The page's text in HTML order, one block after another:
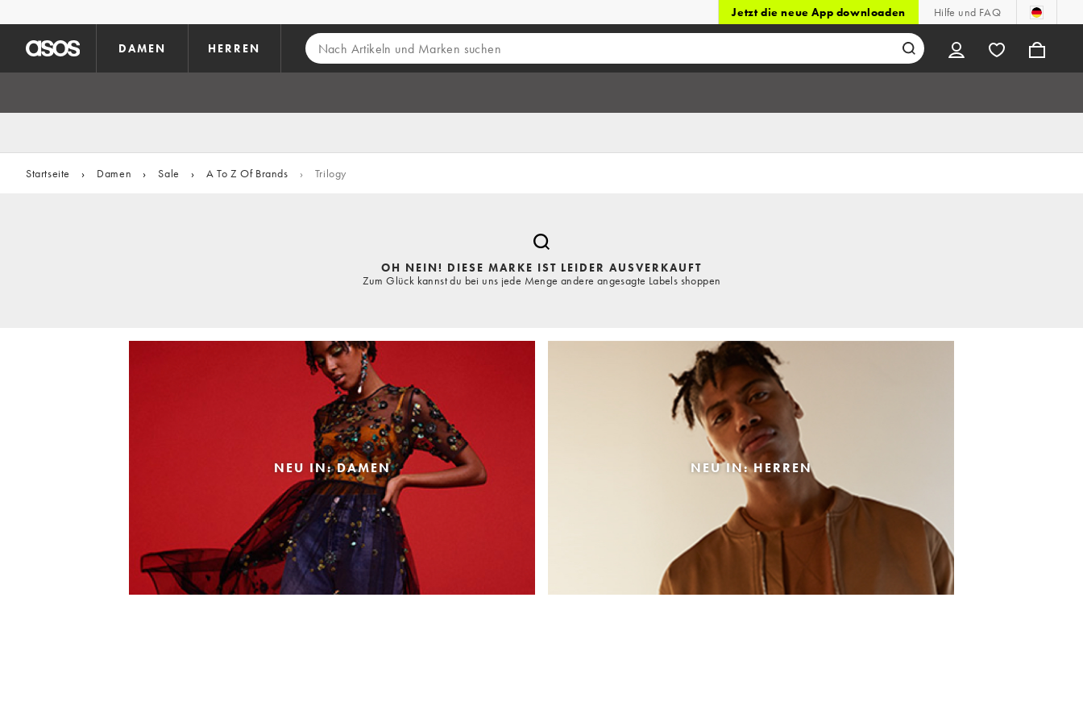
Jetzt die neue App downloaden Hilfe und FAQ
DAMEN HERREN
Startseite › Damen › Sale › A To Z Of Brands › Trilogy
OH NEIN! DIESE MARKE IST LEIDER AUSVERKAUFT
Zum Glück kannst du bei uns jede Menge andere angesagte Labels shoppen
NEU IN: DAMEN NEU IN: HERREN